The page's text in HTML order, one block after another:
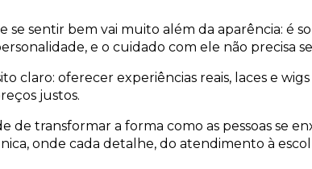
se sentir bem vai muito além da aparência: é
e o cuidado com ele não precisa
claro: oferecer experiências reais, laces e
justos.
de transformar a forma como as pessoas se
onde cada detalhe, do atendimento à